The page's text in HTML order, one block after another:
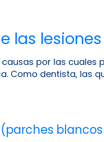
las
causas por las
Como dentista, las